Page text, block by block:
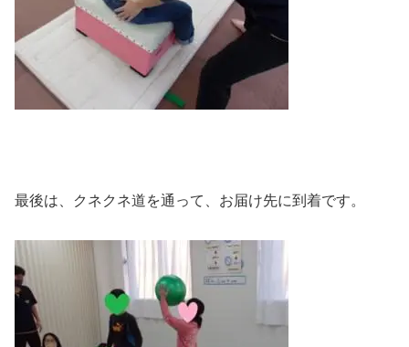
最後は、クネクネ道を通って、お届け先に到着です。